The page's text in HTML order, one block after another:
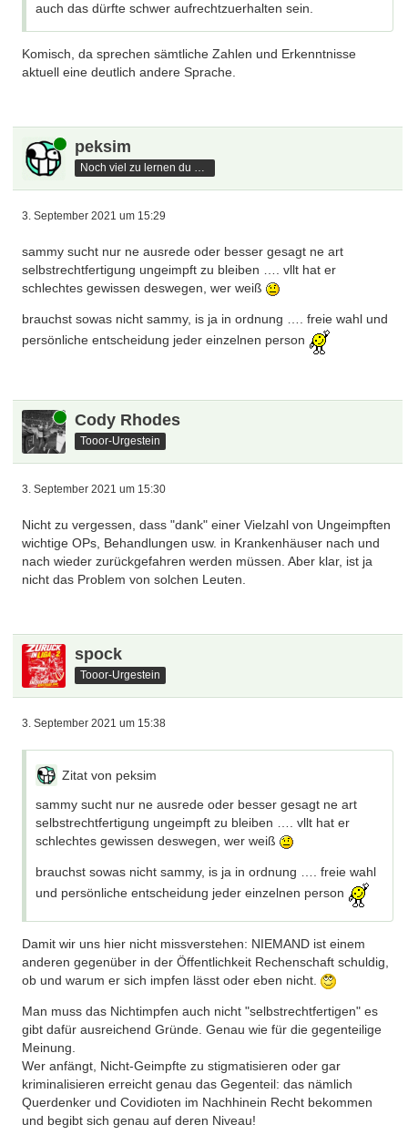
auch das dürfte schwer aufrechtzuerhalten sein.
Komisch, da sprechen sämtliche Zahlen und Erkenntnisse
aktuell eine deutlich andere Sprache.
Online peksim
3. September 2021 um 15:29
sammy sucht nur ne ausrede oder besser gesagt ne art
selbstrechtfertigung ungeimpft zu bleiben …. vllt hat er
schlechtes gewissen deswegen, wer weiß
brauchst sowas nicht sammy, is ja in ordnung …. freie wahl und
persönliche entscheidung jeder einzelnen person
Online Cody Rhodes
Tooor-Urgestein
3. September 2021 um 15:30
Nicht zu vergessen, dass "dank" einer Vielzahl von Ungeimpften
wichtige OPs, Behandlungen usw. in Krankenhäuser nach und
nach wieder zurückgefahren werden müssen. Aber klar, ist ja
nicht das Problem von solchen Leuten.
spock
Tooor-Urgestein
3. September 2021 um 15:38
Zitat von peksim
sammy sucht nur ne ausrede oder besser gesagt ne art
selbstrechtfertigung ungeimpft zu bleiben …. vllt hat er
schlechtes gewissen deswegen, wer weiß
brauchst sowas nicht sammy, is ja in ordnung …. freie wahl
und persönliche entscheidung jeder einzelnen person
Damit wir uns hier nicht missverstehen: NIEMAND ist einem
anderen gegenüber in der Öffentlichkeit Rechenschaft schuldig,
ob und warum er sich impfen lässt oder eben nicht.
Man muss das Nichtimpfen auch nicht "selbstrechtfertigen" es
gibt dafür ausreichend Gründe. Genau wie für die gegenteilige
Meinung.
Wer anfängt, Nicht-Geimpfte zu stigmatisieren oder gar
kriminalisieren erreicht genau das Gegenteil: das nämlich
Querdenker und Covidioten im Nachhinein Recht bekommen
und begibt sich genau auf deren Niveau!